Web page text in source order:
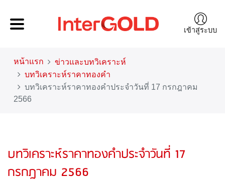
เข้าสู่ระบบ
หน้าแรก
ข่าวและบทวิเคราะห์
บทวิเคราะห์ราคาทองคำ
บทวิเคราะห์ราคาทองคำประจำวันที่ 17 กรกฎาคม
2566
บทวิเคราะห์ราคาทองคำประจำวันที่ 17
กรกฎาคม 2566